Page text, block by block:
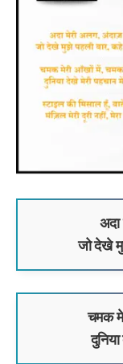
अदा
जो देखे
चमक